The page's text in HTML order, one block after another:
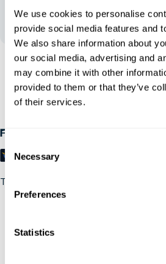
We use cookies to personalise
provide social media features and
We also share information about
our social media, advertising and
may combine it with other
provided to them or that they’ve
of their services.
Selection
Necessary
Preferences
Statistics
SIN RIESGO
Hasta 24 horas de antelación
Formas de pago
Trustpilot
nuestra
excelencia